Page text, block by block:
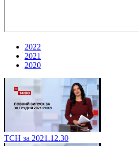
2022
2021
2020
ТСН за 2021.12.30